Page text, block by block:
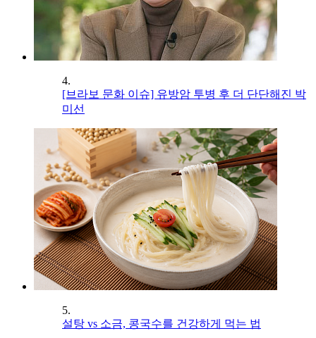
4.
[브라보 문화 이슈] 유방암 투병 후 더 단단해진 박
미선
5.
설탕 vs 소금, 콩국수를 건강하게 먹는 법